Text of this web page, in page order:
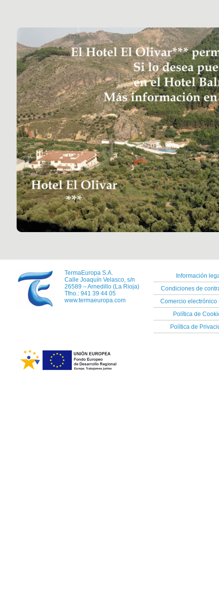
TermaEuropa S.A.
Calle Joaquín Velasco, s/n
26589 – Arnedillo (La Rioja)
Tfno.: 941 39 44 05
www.termaeuropa.com
Información
Condiciones de
Comercio electrónico
Política de
Política de